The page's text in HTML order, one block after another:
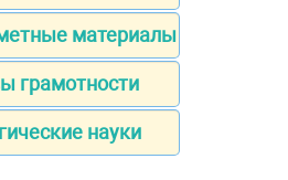
материалы
грамотности
науки